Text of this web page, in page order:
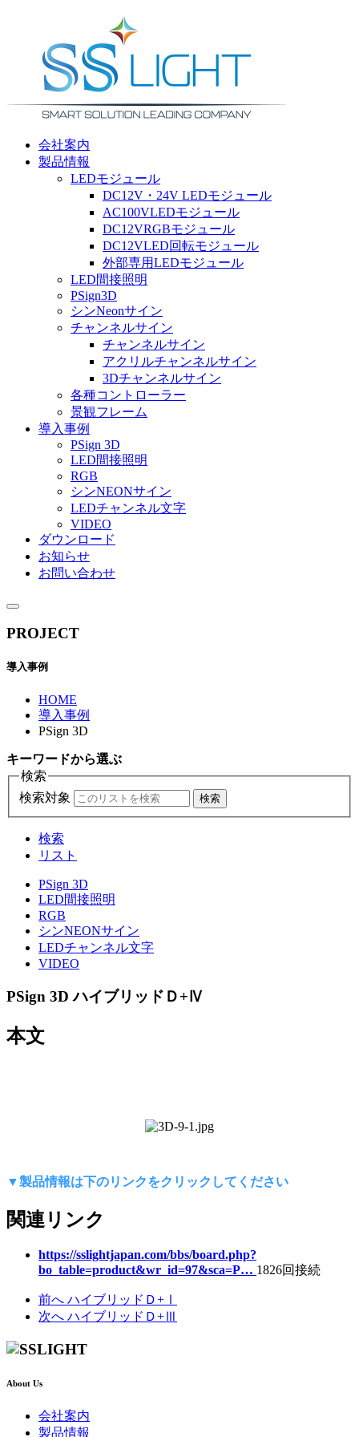
会社案内
製品情報
LEDモジュール
DC12V・24V LEDモジュール
AC100VLEDモジュール
DC12VRGBモジュール
DC12VLED回転モジュール
外部専用LEDモジュール
LED間接照明
PSign3D
シンNeonサイン
チャンネルサイン
チャンネルサイン
アクリルチャンネルサイン
3Dチャンネルサイン
各種コントローラー
景観フレーム
導入事例
PSign 3D
LED間接照明
RGB
シンNEONサイン
LEDチャンネル文字
VIDEO
ダウンロード
お知らせ
お問い合わせ
PROJECT
導入事例
HOME
導入事例
PSign 3D
キーワードから選ぶ
検索
検索対象
検索
検索
リスト
PSign 3D
LED間接照明
RGB
シンNEONサイン
LEDチャンネル文字
VIDEO
PSign 3D ハイブリッドＤ+Ⅳ
本文
▼製品情報は下のリンクをクリックしてください
関連リンク
https://sslightjapan.com/bbs/board.php?
bo_table=product&wr_id=97&sca=P… 1826回接続
前へ ハイブリッドＤ+Ⅰ
次へ ハイブリッドＤ+Ⅲ
About Us
会社案内
製品情報